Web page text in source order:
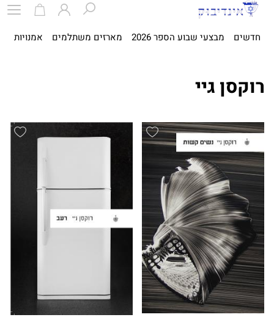
חדשים מבצעי שבוע הספר 2026 מארזים משתלמים אמנויות
רוקסן גיי